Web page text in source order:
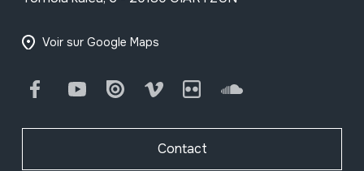
Voir sur Google Maps
FacebookYoutube Issuu Vimeo Flickr SoundCloud
Contact